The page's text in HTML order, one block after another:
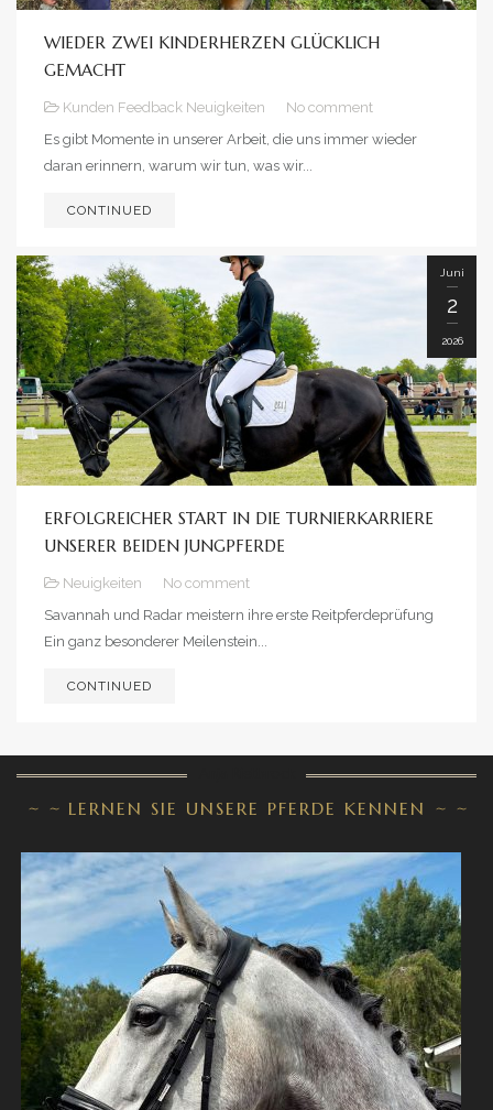
WIEDER ZWEI KINDERHERZEN GLÜCKLICH
GEMACHT
Kunden Feedback Neuigkeiten
No comment
Es gibt Momente in unserer Arbeit, die uns immer wieder
daran erinnern, warum wir tun, was wir...
CONTINUED
Juni
2
2026
ERFOLGREICHER START IN DIE TURNIERKARRIERE
UNSERER BEIDEN JUNGPFERDE
Neuigkeiten
No comment
Savannah und Radar meistern ihre erste Reitpferdeprüfung
Ein ganz besonderer Meilenstein...
CONTINUED
~ ~ LERNEN SIE UNSERE PFERDE KENNEN ~ ~
PRE WALLACH 7 JAHRE, 1,65
PRE - PURA RAZA ESPAÑOLA